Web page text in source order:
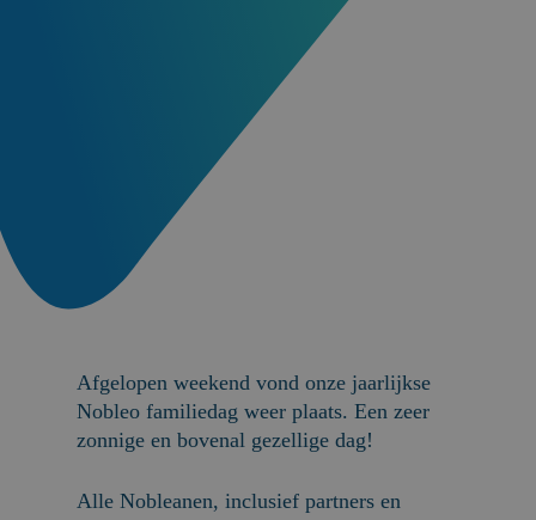
Afgelopen weekend vond onze jaarlijkse
Nobleo familiedag weer plaats. Een zeer
zonnige en bovenal gezellige dag!
Alle Nobleanen, inclusief partners en